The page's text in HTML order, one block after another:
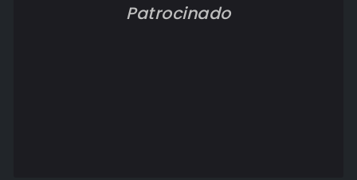
Patrocinado